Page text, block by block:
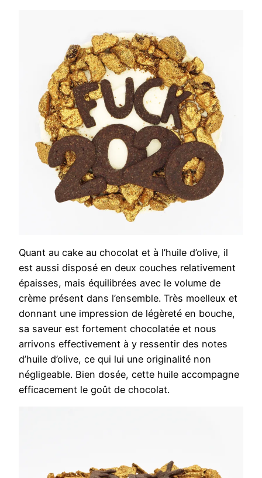
Quant au cake au chocolat et à l’huile d’olive, il
est aussi disposé en deux couches relativement
épaisses, mais équilibrées avec le volume de
crème présent dans l’ensemble. Très moelleux et
donnant une impression de légèreté en bouche,
sa saveur est fortement chocolatée et nous
arrivons effectivement à y ressentir des notes
d’huile d’olive, ce qui lui une originalité non
négligeable. Bien dosée, cette huile accompagne
efficacement le goût de chocolat.